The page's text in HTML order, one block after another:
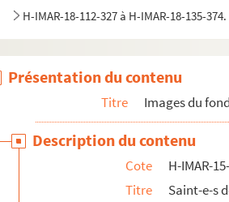
H-IMAR-18-112-327 à H-IMAR-18-135-
Présentation du contenu
Titre Images du
Description du contenu
Cote
H-IMAR-
Titre
Saint-e-s